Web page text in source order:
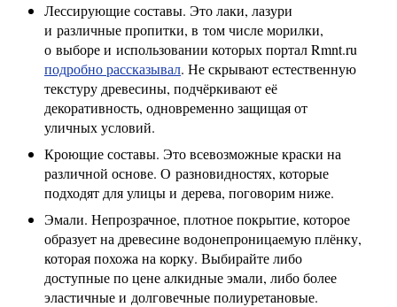
Лессирующие составы. Это лаки, лазури
и различные пропитки, в том числе морилки,
о выборе и использовании которых портал Rmnt.ru
подробно рассказывал. Не скрывают естественную
текстуру древесины, подчёркивают её
декоративность, одновременно защищая от
уличных условий.
Кроющие составы. Это всевозможные краски на
различной основе. О разновидностях, которые
подходят для улицы и дерева, поговорим ниже.
Эмали. Непрозрачное, плотное покрытие, которое
образует на древесине водонепроницаемую плёнку,
которая похожа на корку. Выбирайте либо
доступные по цене алкидные эмали, либо более
эластичные и долговечные полиуретановые.